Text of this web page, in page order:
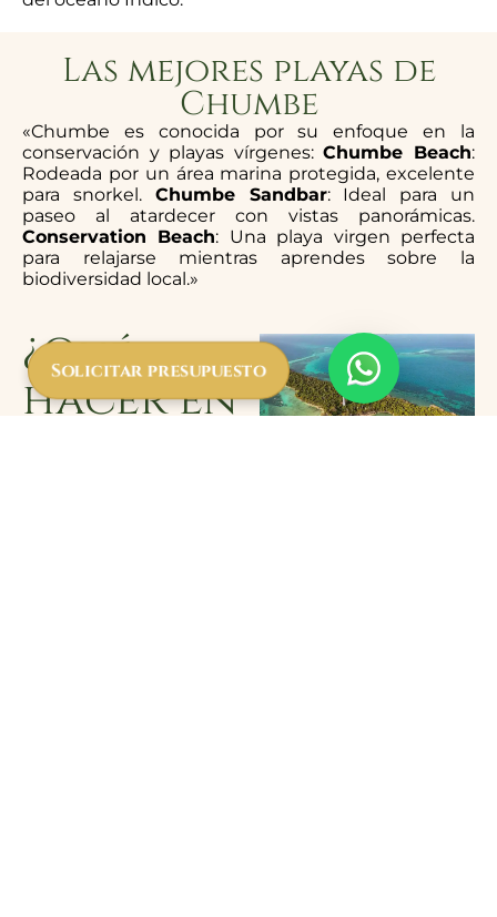
Las mejores playas de
Chumbe
«Chumbe es conocida por su enfoque en la
conservación y playas vírgenes:Chumbe Beach:
Rodeada por un área marina protegida, excelente
para snorkel. Chumbe Sandbar: Ideal para un
paseo al atardecer con vistas panorámicas.
Conservation Beach: Una playa virgen perfecta
para relajarse mientras aprendes sobre la
biodiversidad local.»
¿Qué
hacer en
Solicitar presupuesto